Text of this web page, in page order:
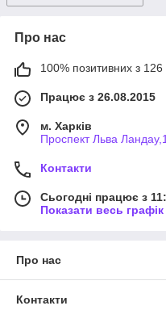
Про нас
100% позитивних з 126
Працює з 26.08.2015
м. Харків
Проспект Льва
Контакти
Сьогодні працює з
Показати весь
Про нас
Контакти